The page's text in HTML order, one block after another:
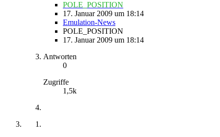
POLE_POSITION
17. Januar 2009 um 18:14
Emulation-News
POLE_POSITION
17. Januar 2009 um 18:14
Antworten
0
Zugriffe
1,5k